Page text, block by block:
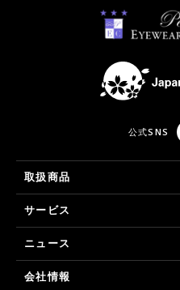
公式SNS
取扱商品
サービス
ニュース
会社情報